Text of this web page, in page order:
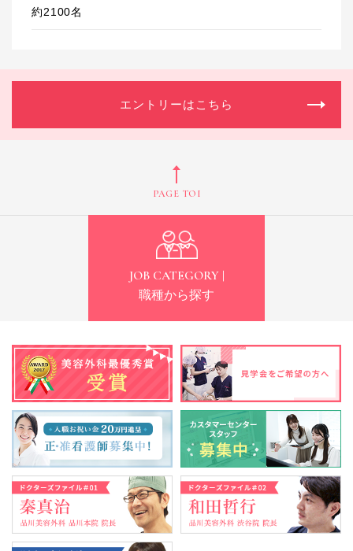
約2100名
エントリーはこちら
JOB CATEGORY |
職種から探す
PAGE TOP